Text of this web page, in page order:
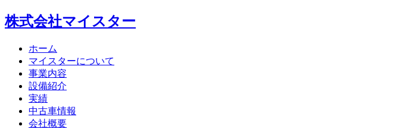
株式会社マイスター
ホーム
マイスターについて
事業内容
設備紹介
実績
中古車情報
会社概要